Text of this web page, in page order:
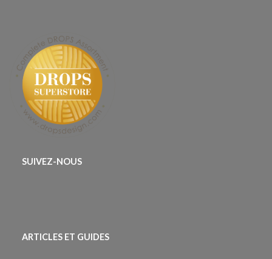
SUIVEZ-NOUS
ARTICLES ET GUIDES